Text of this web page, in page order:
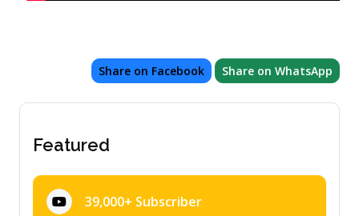
Share on Facebook Share on WhatsApp
Featured
39,000+ Subscriber